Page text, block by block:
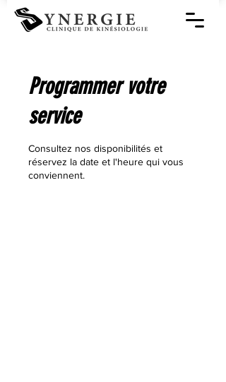
Programmer votre
service
Consultez nos disponibilités et
réservez la date et l'heure qui vous
conviennent.